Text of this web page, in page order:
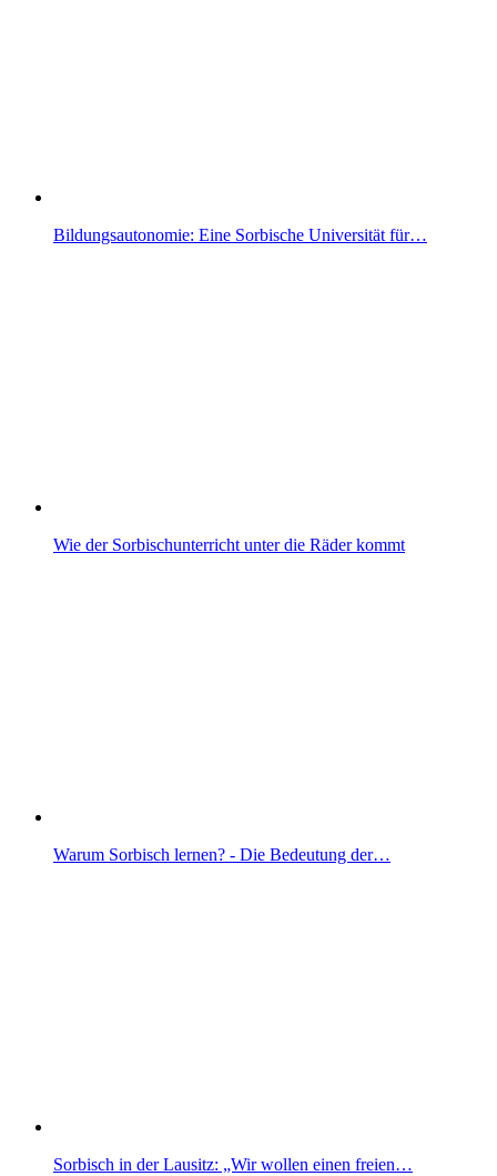
Bildungsautonomie: Eine Sorbische Universität für…
Wie der Sorbischunterricht unter die Räder kommt
Warum Sorbisch lernen? - Die Bedeutung der…
Sorbisch in der Lausitz: „Wir wollen einen freien…